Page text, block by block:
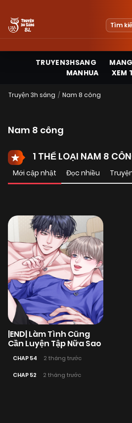
Tìm
TRUYEN3HSANG
MANHUA
XEM
Truyện 3h sáng Nam 8 công
Nam 8 công
1 THỂ LOẠI NAM 8
Mới cập nhật Đọc nhiều
|END| Làm Tình Cũng
Cần Luyện Tập Nữa Sao
CHAP 54 2 tháng trước
CHAP 52 2 tháng trước